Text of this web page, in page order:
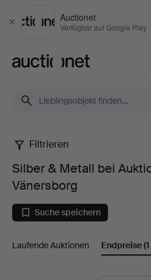
Schließen
Auctionet
Verfügbar auf Google Play
Silber
&
Metall
bei
Filtrieren
Silber & Metall bei
Vänersborg
Suche speichern
Laufende Auktionen Endpreise